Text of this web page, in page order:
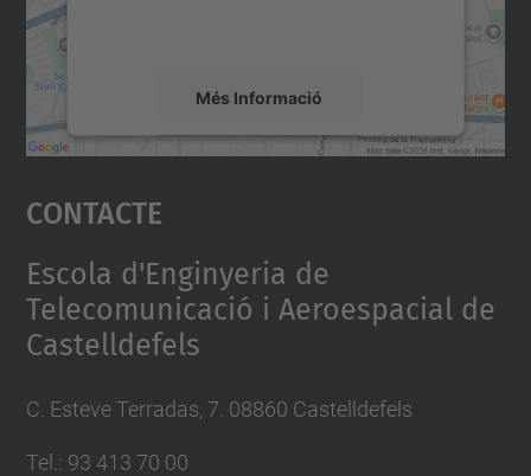
Més Informació
Accepta
powered by
Contacte
Escola d'Enginyeria de
Telecomunicació i Aeroespacial de
Castelldefels
C. Esteve Terradas, 7. 08860 Castelldefels
Tel.: 93 413 70 00